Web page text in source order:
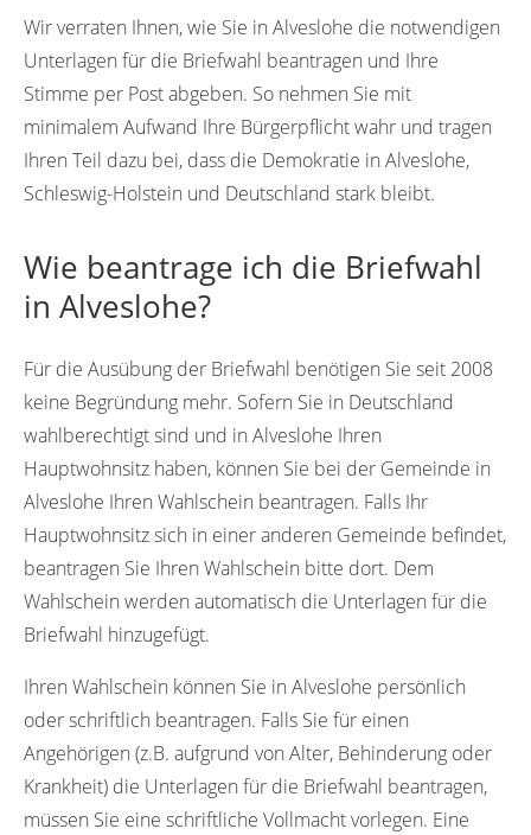
Wir verraten Ihnen, wie Sie in Alveslohe die notwendigen
Unterlagen für die Briefwahl beantragen und Ihre
Stimme per Post abgeben. So nehmen Sie mit
minimalem Aufwand Ihre Bürgerpflicht wahr und tragen
Ihren Teil dazu bei, dass die Demokratie in Alveslohe,
Schleswig-Holstein und Deutschland stark bleibt.
Wie beantrage ich die Briefwahl
in Alveslohe?
Für die Ausübung der Briefwahl benötigen Sie seit 2008
keine Begründung mehr. Sofern Sie in Deutschland
wahlberechtigt sind und in Alveslohe Ihren
Hauptwohnsitz haben, können Sie bei der Gemeinde in
Alveslohe Ihren Wahlschein beantragen. Falls Ihr
Hauptwohnsitz sich in einer anderen Gemeinde befindet,
beantragen Sie Ihren Wahlschein bitte dort. Dem
Wahlschein werden automatisch die Unterlagen für die
Briefwahl hinzugefügt.
Ihren Wahlschein können Sie in Alveslohe persönlich
oder schriftlich beantragen. Falls Sie für einen
Angehörigen (z.B. aufgrund von Alter, Behinderung oder
Krankheit) die Unterlagen für die Briefwahl beantragen,
müssen Sie eine schriftliche Vollmacht vorlegen. Eine